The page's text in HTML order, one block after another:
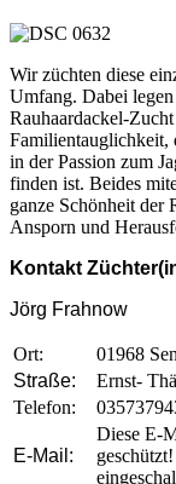
Wir züchten diese
Umfang. Dabei
Rauhaardackel-
Familientauglichkeit,
in der Passion zum
finden ist. Beides
ganze Schönheit der
Ansporn und
Kontakt
Jörg Frahnow
Ort:
01968
Straße:
Ernst-
Telefon:
E-Mail:
Diese E-